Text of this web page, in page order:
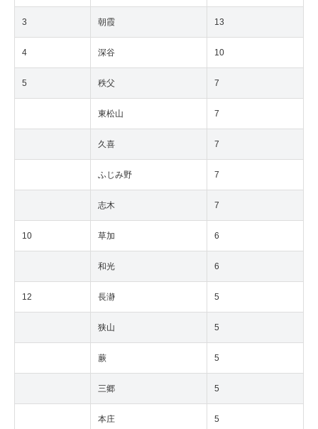
3 朝霞 13
4 深谷 10
5 秩父 7
東松山 7
久喜 7
ふじみ野 7
志木 7
10 草加 6
和光 6
12 長瀞 5
狭山 5
蕨 5
三郷 5
本庄 5